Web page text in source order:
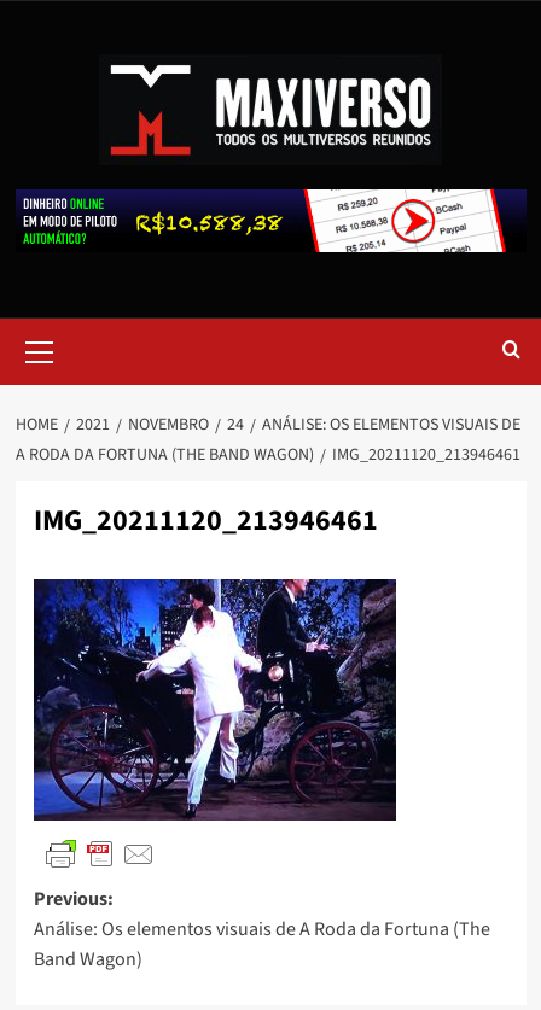
HOME 2021 NOVEMBRO 24
ANÁLISE: OS ELEMENTOS VISUAIS DE
A RODA DA FORTUNA (THE BAND WAGON)
IMG_20211120_213946461
IMG_20211120_213946461
Previous:
Análise: Os elementos visuais de A Roda da Fortuna (The
Band Wagon)